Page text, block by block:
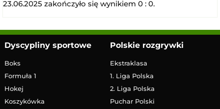
23.06.2025 zakończyło się wynikiem 0 : 0.
Dyscypliny sportowe
Boks
Formuła 1
Hokej
Koszykówka
Polskie rozgrywki
Ekstraklasa
1. Liga Polska
2. Liga Polska
Puchar Polski